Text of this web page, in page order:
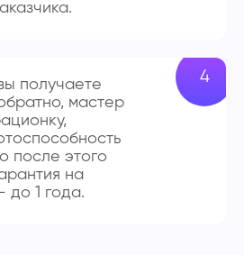
получаете
мастер
после этого
на
до 1 года.